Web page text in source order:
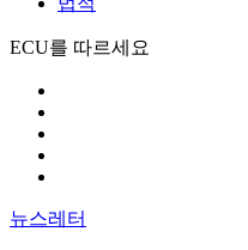
ECU를 따르세요
뉴스레터